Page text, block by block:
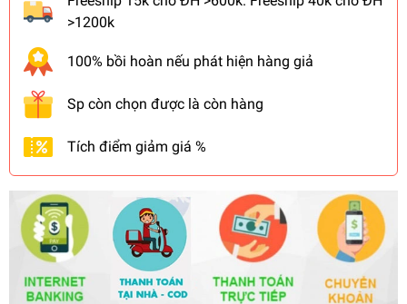
>1200k
100% bồi hoàn nếu phát hiện hàng giả
Sp còn chọn được là còn hàng
Tích điểm giảm giá %